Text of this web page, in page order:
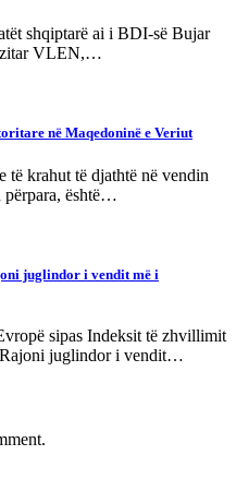
shqiptarë ai i BDI-së Bujar
VLEN,…
në Maqedoninë e Veriut
të krahut të djathtë në vendin
përpara, është…
juglindor i vendit më i
sipas Indeksit të zhvillimit
Rajoni juglindor i vendit…